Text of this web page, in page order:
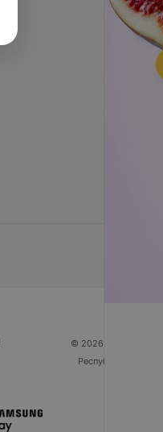
© 2026 ООО «Артокс
Республика